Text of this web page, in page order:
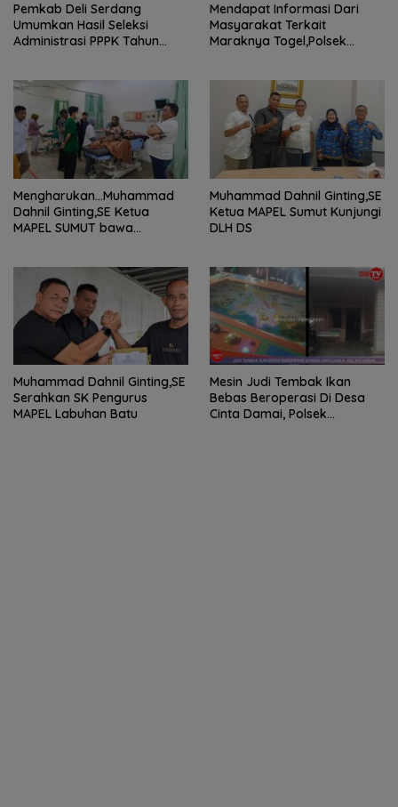
Pemkab Deli Serdang
Umumkan Hasil Seleksi
Administrasi PPPK Tahun
Mendapat Informasi Dari
Masyarakat Terkait
Maraknya Togel,Polsek
Mengharukan…Muhammad
Dahnil Ginting,SE Ketua
MAPEL SUMUT bawa
Muhammad Dahnil Ginting,SE
Ketua MAPEL Sumut Kunjungi
DLH DS
Muhammad Dahnil Ginting,SE
Serahkan SK Pengurus
MAPEL Labuhan Batu
Mesin Judi Tembak Ikan
Bebas Beroperasi Di Desa
Cinta Damai, Polsek